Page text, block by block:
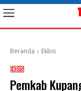
Beranda Ekbis
EKBIS
Pemkab